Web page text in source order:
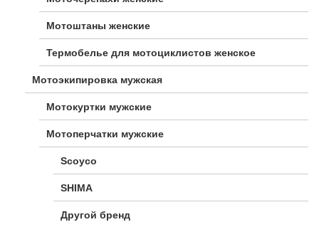
Мотоштаны женские
Термобелье для мотоциклистов женское
Мотоэкипировка мужская
Мотокуртки мужские
Мотоперчатки мужские
Scoyco
SHIMA
Другой бренд